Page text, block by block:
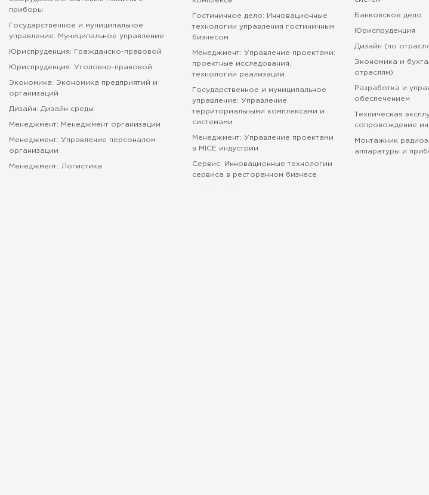
приборы
Государственное и муниципальное
управление: Муниципальное управление
Юриспруденция: Гражданско-правовой
Юриспруденция: Уголовно-правовой
Экономика: Экономика предприятий и
организаций
Дизайн: Дизайн среды
Менеджмент: Менеджмент организации
Менеджмент: Управление персоналом
организации
Менеджмент: Логистика
Гостиничное дело: Инновационные
технологии управления гостиничным
бизнесом
Менеджмент: Управление проектами:
проектные исследования,
технологии реализации
Государственное и муниципальное
управление: Управление
территориальными комплексами и
системами
Менеджмент: Управление проектами
в MICE индустрии
Сервис: Инновационные технологии
сервиса в ресторанном бизнесе
Банковское дело
Юриспруденция
Дизайн (по
Экономика и
отраслям)
Разработка и
обеспечением
Техническая
сопровождение
Монтажник
аппаратуры и